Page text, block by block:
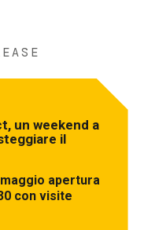
un weekend a
il
apertura
con visite